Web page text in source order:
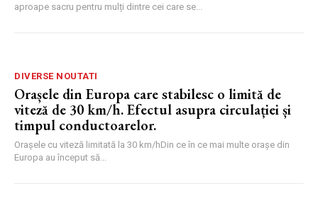
aproape sacru pentru mulți dintre cei care se...
DIVERSE NOUTATI
Orașele din Europa care stabilesc o limită de
viteză de 30 km/h. Efectul asupra circulației și
timpul conductoarelor.
Orașele cu viteză limitată la 30 km/hDin ce în ce mai multe orașe din
Europa au început să...